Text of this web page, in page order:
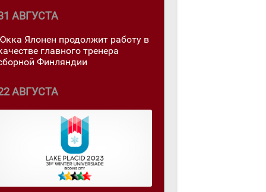
АВГУСТА
Ялонен продолжит работу в
главного тренера
Финляндии
АВГУСТА